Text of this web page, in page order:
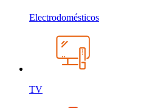
Electrodomésticos
TV